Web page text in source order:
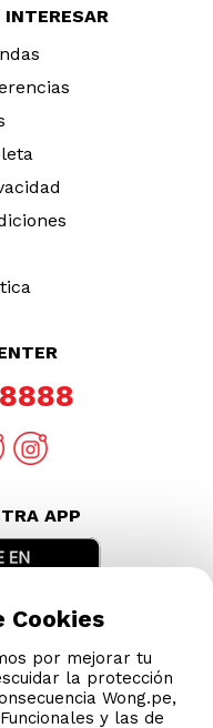
APP
Cookies
por mejorar tu
la protección
Wong.pe,
y las de